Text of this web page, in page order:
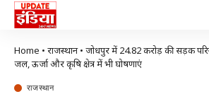
Home • राजस्थान• जोधपुर में 24.82 करोड़ की सड़क
जल, ऊर्जा और कृषि क्षेत्र में भी घोषणाएं
राजस्थान